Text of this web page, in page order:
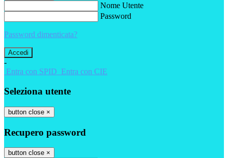
Nome Utente
Password
Password dimenticata?
-
Entra con SPID Entra con CIE
Seleziona utente
button close ×
Recupero password
button close ×